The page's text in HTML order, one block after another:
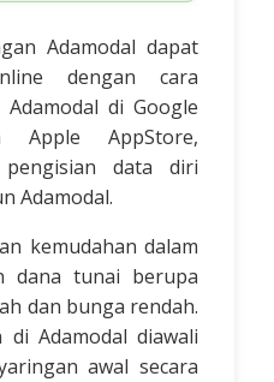
Adamodal dapat
dengan cara
di Google
Apple AppStore,
data diri
Adamodal.
kemudahan dalam
dana tunai berupa
dan bunga rendah.
di Adamodal diawali
awal secara